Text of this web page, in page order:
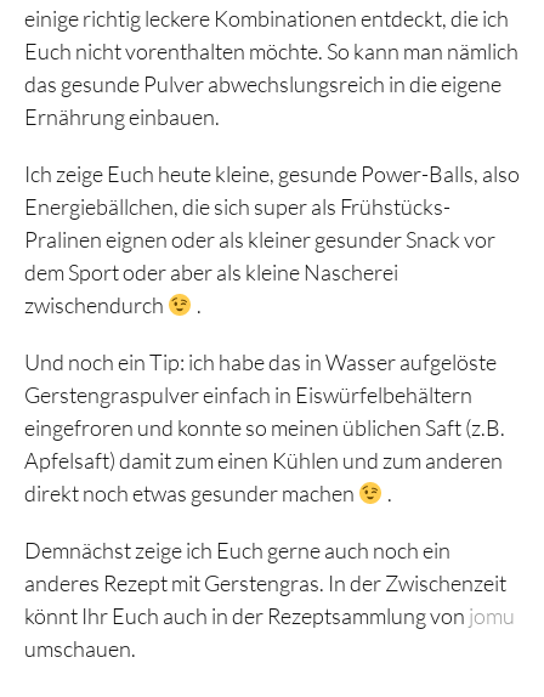
einige richtig leckere Kombinationen entdeckt, die ich
Euch nicht vorenthalten möchte. So kann man nämlich
das gesunde Pulver abwechslungsreich in die eigene
Ernährung einbauen.
Ich zeige Euch heute kleine, gesunde Power-Balls, also
Energiebällchen, die sich super als Frühstücks-
Pralinen eignen oder als kleiner gesunder Snack vor
dem Sport oder aber als kleine Nascherei
zwischendurch
.
Und noch ein Tip: ich habe das in Wasser aufgelöste
Gerstengraspulver einfach in Eiswürfelbehältern
eingefroren und konnte so meinen üblichen Saft (z.B.
Apfelsaft) damit zum einen Kühlen und zum anderen
direkt noch etwas gesunder machen
.
Demnächst zeige ich Euch gerne auch noch ein
anderes Rezept mit Gerstengras. In der Zwischenzeit
könnt Ihr Euch auch in der Rezeptsammlung von jomu
umschauen.